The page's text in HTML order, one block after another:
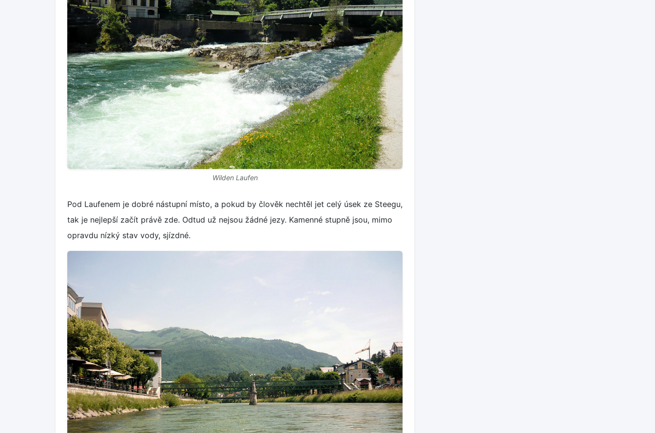
Wilden Laufen
Pod Laufenem je dobré nástupní místo, a pokud by člověk nechtěl jet celý úsek ze Steegu,
tak je nejlepší začít právě zde. Odtud už nejsou žádné jezy. Kamenné stupně jsou, mimo
opravdu nízký stav vody, sjízdné.